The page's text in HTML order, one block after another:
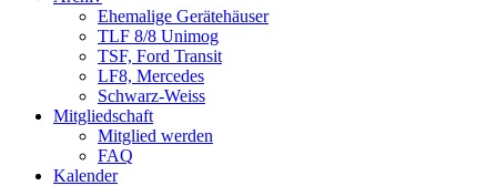
Ehemalige Gerätehäuser
TLF 8/8 Unimog
TSF, Ford Transit
LF8, Mercedes
Schwarz-Weiss
Mitgliedschaft
Mitglied werden
FAQ
Kalender